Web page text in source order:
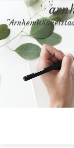
content